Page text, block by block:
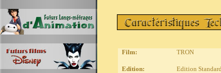
Film:
Edition:
TRON
Edition